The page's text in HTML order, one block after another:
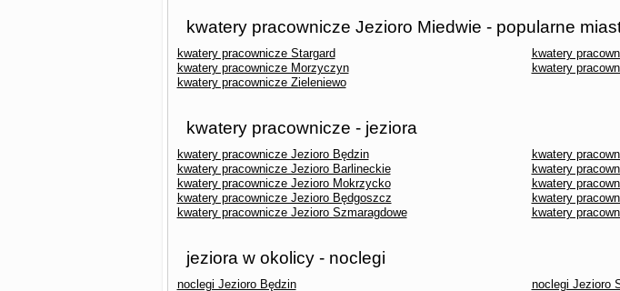
kwatery pracownicze Jezioro Miedwie - popularne
kwatery pracownicze Stargard
kwatery
kwatery pracownicze Morzyczyn
kwatery
kwatery pracownicze Zieleniewo
kwatery pracownicze - jeziora
kwatery pracownicze Jezioro Będzin
kwatery
kwatery pracownicze Jezioro Barlineckie
kwatery
kwatery pracownicze Jezioro Mokrzycko
kwatery
kwatery pracownicze Jezioro Będgoszcz
kwatery
kwatery pracownicze Jezioro Szmaragdowe
kwatery
jeziora w okolicy - noclegi
noclegi Jezioro Będzin noclegi Jezioro